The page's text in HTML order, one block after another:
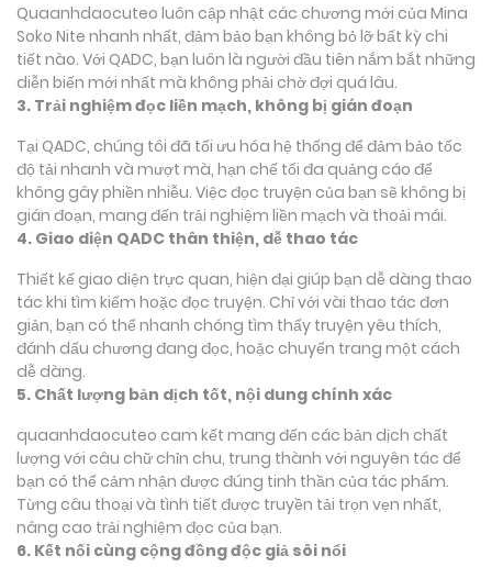
Quaanhdaocuteo luôn cập nhật các chương mới của Mina
Soko Nite nhanh nhất, đảm bảo bạn không bỏ lỡ bất kỳ chi
tiết nào. Với QADC, bạn luôn là người đầu tiên nắm bắt những
diễn biến mới nhất mà không phải chờ đợi quá lâu.
3. Trải nghiệm đọc liền mạch, không bị gián đoạn
Tại QADC, chúng tôi đã tối ưu hóa hệ thống để đảm bảo tốc
độ tải nhanh và mượt mà, hạn chế tối đa quảng cáo để
không gây phiền nhiễu. Việc đọc truyện của bạn sẽ không bị
gián đoạn, mang đến trải nghiệm liền mạch và thoải mái.
4. Giao diện QADC thân thiện, dễ thao tác
Thiết kế giao diện trực quan, hiện đại giúp bạn dễ dàng thao
tác khi tìm kiếm hoặc đọc truyện. Chỉ với vài thao tác đơn
giản, bạn có thể nhanh chóng tìm thấy truyện yêu thích,
đánh dấu chương đang đọc, hoặc chuyển trang một cách
dễ dàng.
5. Chất lượng bản dịch tốt, nội dung chính xác
quaanhdaocuteo cam kết mang đến các bản dịch chất
lượng với câu chữ chỉn chu, trung thành với nguyên tác để
bạn có thể cảm nhận được đúng tinh thần của tác phẩm.
Từng câu thoại và tình tiết được truyền tải trọn vẹn nhất,
nâng cao trải nghiệm đọc của bạn.
6. Kết nối cùng cộng đồng độc giả sôi nổi